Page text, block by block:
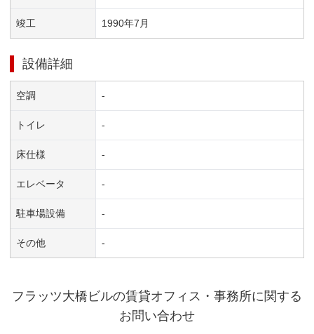
竣工 1990年7 月
設備詳細
空調 -
トイレ -
床仕様 -
エレベータ -
駐車場設備 -
その他 -
フラッツ大橋ビルの賃貸オフィス・事務所に関する
お問い合わせ